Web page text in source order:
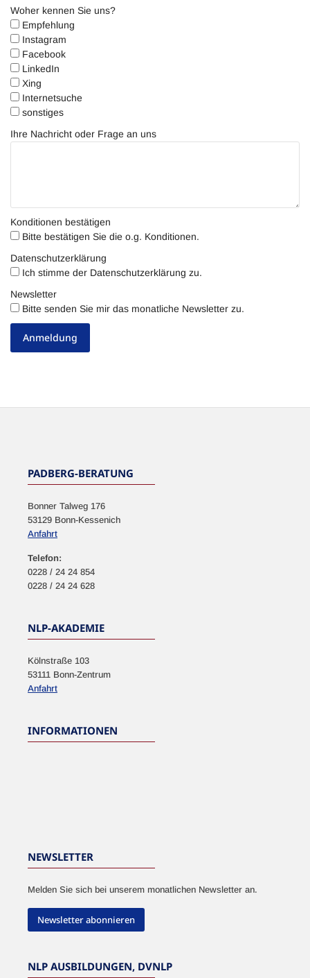
Woher kennen Sie uns?
Empfehlung
Instagram
Facebook
LinkedIn
Xing
Internetsuche
sonstiges
Ihre Nachricht oder Frage an uns
Konditionen bestätigen
Bitte bestätigen Sie die o.g. Konditionen.
Datenschutzerklärung
Ich stimme der Datenschutzerklärung zu.
Newsletter
Bitte senden Sie mir das monatliche Newsletter zu.
Anmeldung
PADBERG-BERATUNG
Bonner Talweg 176
53129 Bonn-Kessenich
Anfahrt
Telefon:
0228 / 24 24 854
0228 / 24 24 628
NLP-AKADEMIE
Kölnstraße 103
53111 Bonn-Zentrum
Anfahrt
INFORMATIONEN
NEWSLETTER
Melden Sie sich bei unserem monatlichen Newsletter an.
Newsletter abonnieren
NLP AUSBILDUNGEN, DVNLP